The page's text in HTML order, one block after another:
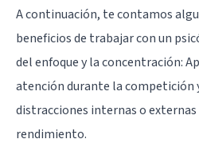
A continuación, te contamos
beneficios de trabajar con un
del enfoque y la concentración:
atención durante la competición
distracciones internas o
rendimiento.